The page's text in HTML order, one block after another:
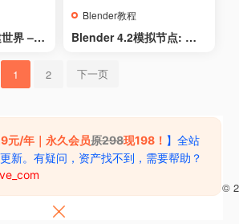
界 – C
Blender教程
Blender 4.2模拟节点: 精
2 Simulation Nodes: Ma
ster Animations & Simul
1 2 下一页
Copyright ©
元/年｜永久会员原298现198！ 】全站
新。有疑问，资产找不到，需要帮助？